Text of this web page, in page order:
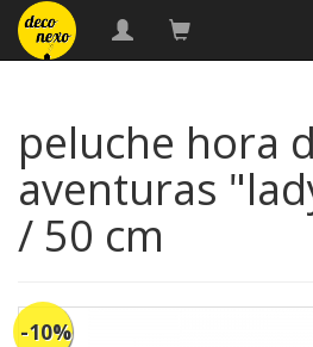
peluche hora
aventuras
/ 50 cm
-10%